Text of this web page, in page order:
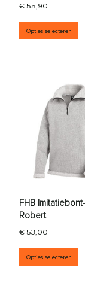
meerdere
€ 55,90
Opties selecteren
FHB
Robert
€ 53,00
Opties selecteren